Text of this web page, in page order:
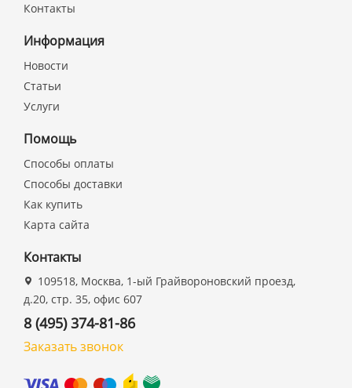
Контакты
Информация
Новости
Статьи
Услуги
Помощь
Способы оплаты
Способы доставки
Как купить
Карта сайта
Контакты
109518, Москва, 1-ый Грайвороновский проезд,
д.20, стр. 35, офис 607
8 (495) 374-81-86
Заказать звонок